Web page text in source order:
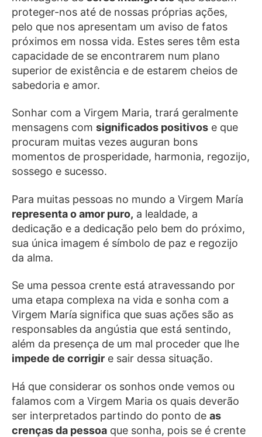
proteger-nos até de nossas próprias ações,
pelo que nos apresentam um aviso de fatos
próximos em nossa vida. Estes seres têm esta
capacidade de se encontrarem num plano
superior de existência e de estarem cheios de
sabedoria e amor.
Sonhar com a Virgem Maria, trará geralmente
mensagens com significados positivos e que
procuram muitas vezes auguran bons
momentos de prosperidade, harmonia, regozijo,
sossego e sucesso.
Para muitas pessoas no mundo a Virgem María
representa o amor puro, a lealdade, a
dedicação e a dedicação pelo bem do próximo,
sua única imagem é símbolo de paz e regozijo
da alma.
Se uma pessoa crente está atravessando por
uma etapa complexa na vida e sonha com a
Virgem María significa que suas ações são as
responsables da angústia que está sentindo,
além da presença de um mal proceder que lhe
impede de corrigir e sair dessa situação.
Há que considerar os sonhos onde vemos ou
falamos com a Virgem Maria os quais deverão
ser interpretados partindo do ponto de as
crenças da pessoa que sonha, pois se é crente